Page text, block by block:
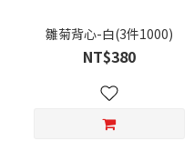
雛菊背心-白(3件1000)
NT$380